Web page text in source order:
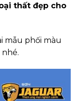
thất đẹp cho
mẫu phối màu